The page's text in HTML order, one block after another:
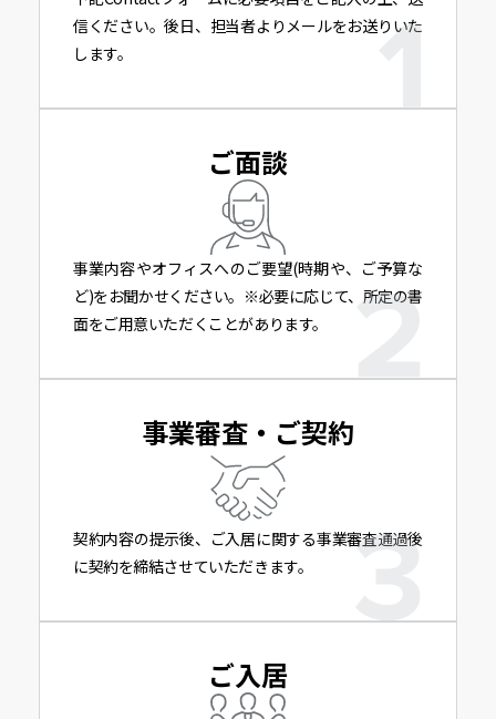
信ください。後日、担当者よりメールをお送りいた
します。
ご面談
事業内容やオフィスへのご要望(時期や、ご予算な
ど)をお聞かせください。※必要に応じて、所定の書
面をご用意いただくことがあります。
事業審査・ご契約
契約内容の提示後、ご入居に関する事業審査通過後
に契約を締結させていただきます。
ご入居